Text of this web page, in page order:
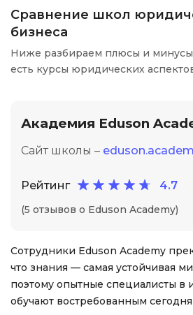
Сравнение школ
бизнеса
Ниже разбираем плюсы и
есть курсы юридических
Академия Eduson
Сайт школы –
Рейтинг 4.7
(5 отзывов о Eduson Academy)
Сотрудники Eduson Academy
что знания — самая устойчивая
поэтому опытные специалисты в
обучают востребованным